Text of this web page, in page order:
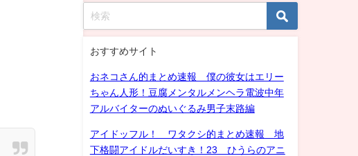
おすすめサイト
おネコさん的まとめ速報 僕の彼女はエリー
ちゃん人形！豆腐メンタルメンヘラ電波中年
アルバイターのぬいぐるみ男子末路編
アイドッフル！ ワタクシ的まとめ速報 地
下格闘アイドルだいすき！23 ひうらのアニ